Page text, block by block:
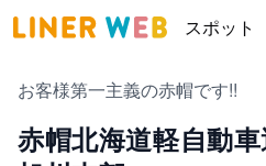
スポット
お客様第一主義の赤帽です!!
赤帽北海道軽自動